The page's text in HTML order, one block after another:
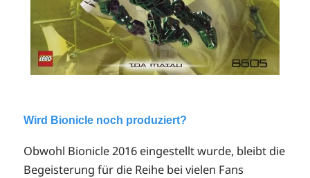
Wird Bionicle noch produziert?
Obwohl Bionicle 2016 eingestellt wurde, bleibt die
Begeisterung für die Reihe bei vielen Fans